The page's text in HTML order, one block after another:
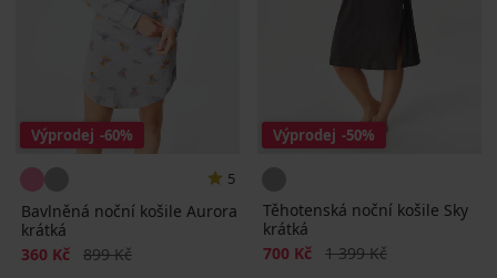
Výprodej -60%
5
Bavlněná noční košile Aurora
krátká
Sleva
360 Kč Původní cena
899 Kč
Výprodej -50%
Těhotenská noční košile Sky
krátká
Sleva
700 Kč Původní cena
1 399 Kč